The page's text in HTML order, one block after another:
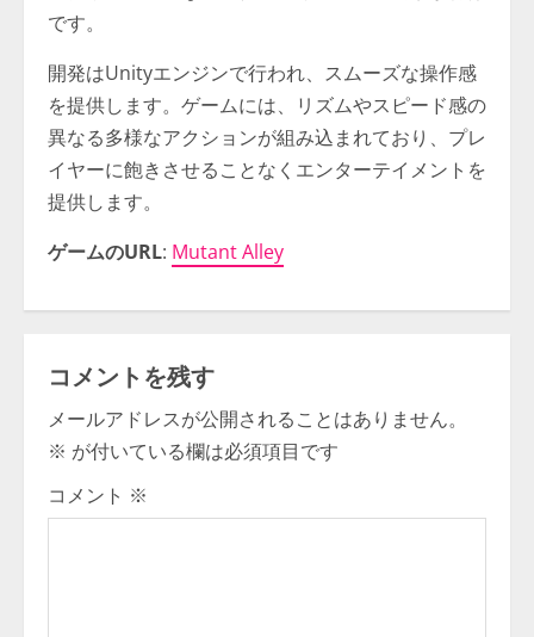
です。
開発はUnityエンジンで行われ、スムーズな操作感
を提供します。ゲームには、リズムやスピード感の
異なる多様なアクションが組み込まれており、プレ
イヤーに飽きさせることなくエンターテイメントを
提供します。
ゲームのURL: Mutant Alley
コメントを残す
メールアドレスが公開されることはありません。
※ が付いている欄は必須項目です
コメント ※